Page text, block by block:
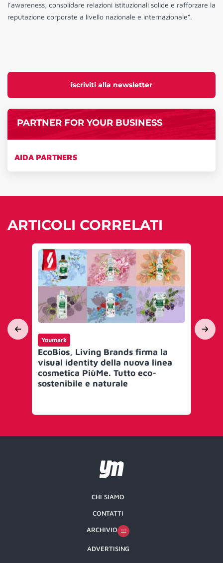
iscriviti alla newsletter
PARTNER FOR YOUR BUSINESS
AIDA PARTNERS
l’awareness, consolidare relazioni istituzionali solide e rafforzare la
reputazione corporate a livello nazionale e internazionale”.
ARTICOLI CORRELATI
Youmark
EcoBios, Living Brands firma la
visual identity della nuova linea
cosmetica PiùMe. Tutto eco-
sostenibile e naturale
CHI SIAMO
CONTATTI
ARCHIVIO
ADVERTISING